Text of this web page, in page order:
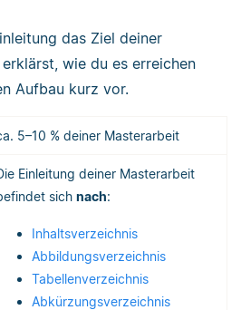
das Ziel deiner
wie du es erreichen
Aufbau kurz vor.
5–10 % deiner Masterarbeit
Einleitung deiner Masterarbeit
sich nach:
Inhaltsverzeichnis
Abbildungsverzeichnis
Tabellenverzeichnis
Abkürzungsverzeichnis